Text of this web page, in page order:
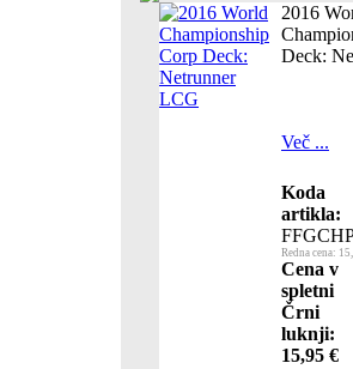
2016
Deck:
Več ...
Koda
artikla:
Redna cena:
Cena v
spletni
Črni
luknji:
15,95 €